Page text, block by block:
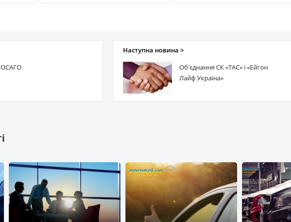
АЛЬФА Страхування
UNIVERSALNA
ЗДОРОВО ПРОСТО-страхування
КНЯЖА
ОСАГО
Наступна новина >
Об'єднання СК «ТАС» і «Ейгон
Лайф Україна»